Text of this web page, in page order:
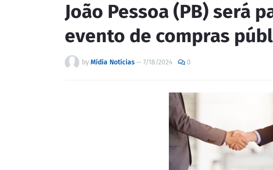
João Pessoa (PB) será
evento de compras
byMídia Notícias—7/18/2024 0